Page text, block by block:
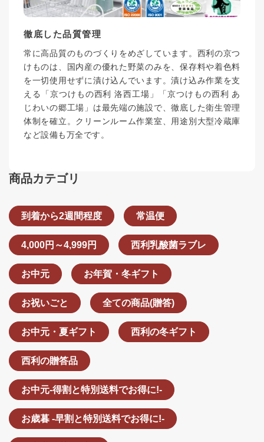
徹底した品質管理
常に高品質のものづくりをめざしています。西利の京つ
けものは、国内産の優れた野菜のみを、保存料や着色料
を一切使用せずに漬け込んでいます。漬け込み作業を支
える「京つけもの西利 洛西工場」「京つけもの西利 あ
じわいの郷工場」は最先端の施設で、徹底した衛生管理
体制を確立。クリーンルーム作業室、用途別大型冷蔵庫
など設備も万全です。
商品カテゴリ
到着から2週間程度 常温便
4,000円～4,999円 西利乳酸菌ラブレ
お中元 お年賀・冬ギフト
お祝いごと 全ての商品(贈答)
お中元・夏ギフト 西利の冬ギフト
西利の贈答品
お中元-得割と特別送料でお得に!-
お歳暮 -早割と特別送料でお得に!-